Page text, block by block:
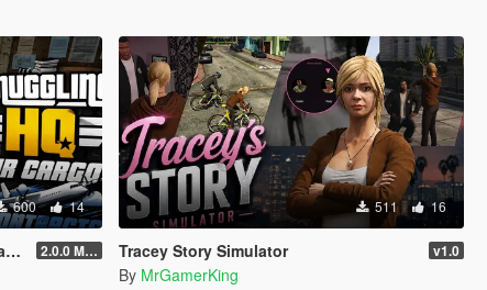
600 14
2.0.0 Menu + New Missions
511 16
Tracey Story Simulator v1.0
By MrGamerKing